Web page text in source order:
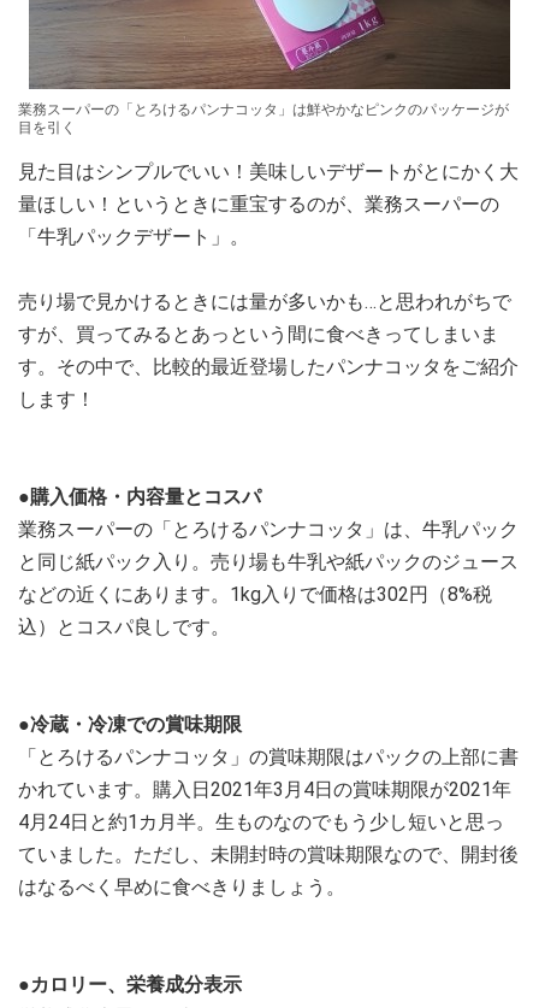
業務スーパーの「とろけるパンナコッタ」は鮮やかなピンクのパッケージが
目を引く
見た目はシンプルでいい！美味しいデザートがとにかく大
量ほしい！というときに重宝するのが、業務スーパーの
「牛乳パックデザート」。
売り場で見かけるときには量が多いかも…と思われがちで
すが、買ってみるとあっという間に食べきってしまいま
す。その中で、比較的最近登場したパンナコッタをご紹介
します！
●購入価格・内容量とコスパ
業務スーパーの「とろけるパンナコッタ」は、牛乳パック
と同じ紙パック入り。売り場も牛乳や紙パックのジュース
などの近くにあります。1kg入りで価格は302円（8%税
込）とコスパ良しです。
●冷蔵・冷凍での賞味期限
「とろけるパンナコッタ」の賞味期限はパックの上部に書
かれています。購入日2021年3月4日の賞味期限が2021年
4月24日と約1カ月半。生ものなのでもう少し短いと思っ
ていました。ただし、未開封時の賞味期限なので、開封後
はなるべく早めに食べきりましょう。
●カロリー、栄養成分表示